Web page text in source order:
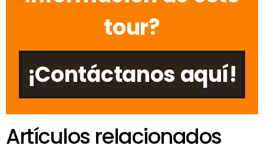
tour?
¡Contáctanos aquí!
Artículos relacionados